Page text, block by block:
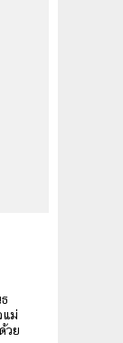
ม่
วย